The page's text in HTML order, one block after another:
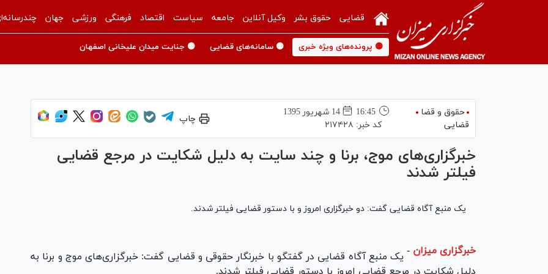
قضایی حقوق بشر وکیل آنلاین جامعه سیاست اقتصاد فرهنگی ورزشی جهان
🟡 پرونده‌های ویژه خبری 🟡 سامانه‌های قضایی 🟡 جنایت میدان علیخانی اصفهان
حقوق و قضا
قضایی
16:45
14 شهريور 1395
کد خبر: ۲۱۷۴۲۸
چاپ
خبرگزاری‌های موج، برنا و چند سایت به دلیل شکایت در مرجع قضایی
فیلتر شدند
یک منبع آگاه قضایی گفت: دو خبرگزاری امروز و با دستور قضایی فیلتر شدند.
خبرگزاری میزان - یک منبع آگاه قضایی در گفتگو با خبرنگار حقوقی و قضایی گفت: خبرگزاری‌های موج و برنا به